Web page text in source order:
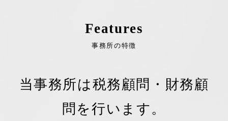
Features
事務所の特徴
当事務所は税務顧問・財務顧
問を行います。